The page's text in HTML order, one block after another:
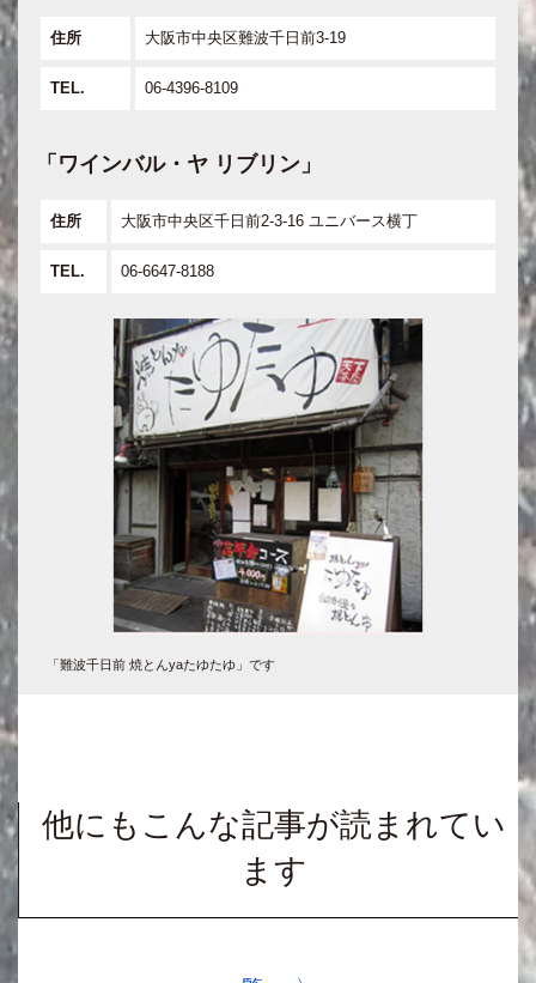
住所 大阪市中央区難波千日前3-19
TEL. 06-4396-8109
「ワインバル・ヤ リブリン」
住所 大阪市中央区千日前2-3-16 ユニバース横丁
TEL. 06-6647-8188
「難波千日前 焼とんyaたゆたゆ」です
他にもこんな記事が読まれてい
ます